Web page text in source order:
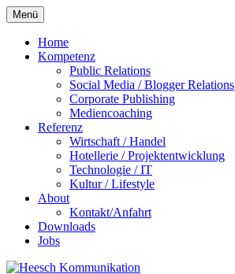
Menü Zum
Inhalt
springen
Home
Kompetenz
Public Relations
Social Media / Blogger Relations
Corporate Publishing
Mediencoaching
Referenz
Wirtschaft / Handel
Hotellerie / Projektentwicklung
Technologie / IT
Kultur / Lifestyle
About
Kontakt/Anfahrt
Downloads
Jobs